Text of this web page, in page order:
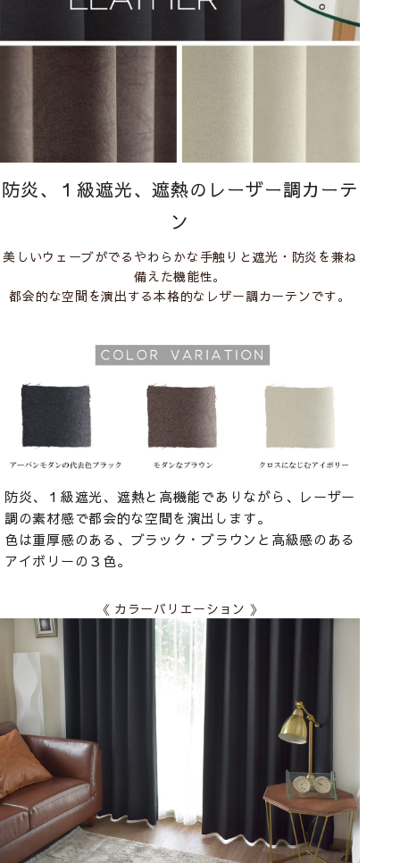
防炎、１級遮光、遮熱のレーザー調カーテ
ン
美しいウェーブがでるやわらかな手触りと遮光・防炎を兼ね
備えた機能性。
都会的な空間を演出する本格的なレザー調カーテンです。
防炎、１級遮光、遮熱と高機能でありながら、レーザー
調の素材感で都会的な空間を演出します。
色は重厚感のある、ブラック・ブラウンと高級感のある
アイボリーの３色。
《 カラーバリエーション 》